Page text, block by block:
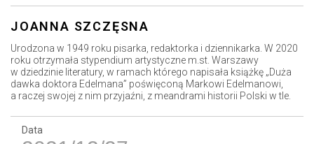
JOANNA SZCZĘSNA
Urodzona w 1949 roku pisarka, redaktorka i dziennikarka. W 2020
roku otrzymała stypendium artystyczne m.st. Warszawy
w dziedzinie literatury, w ramach którego napisała książkę „Duża
dawka doktora Edelmana” poświęconą Markowi Edelmanowi,
a raczej swojej z nim przyjaźni, z meandrami historii Polski w tle.
Data